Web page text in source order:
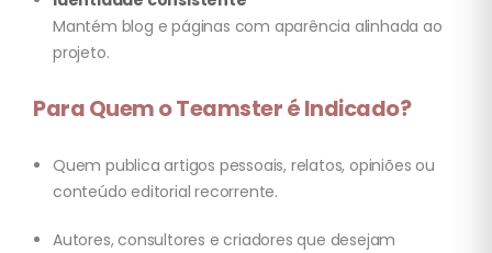
Mantém blog e páginas com aparência alinhada ao
projeto.
Para Quem o Teamster é Indicado?
Quem publica artigos pessoais, relatos, opiniões ou
conteúdo editorial recorrente.
Autores, consultores e criadores que desejam